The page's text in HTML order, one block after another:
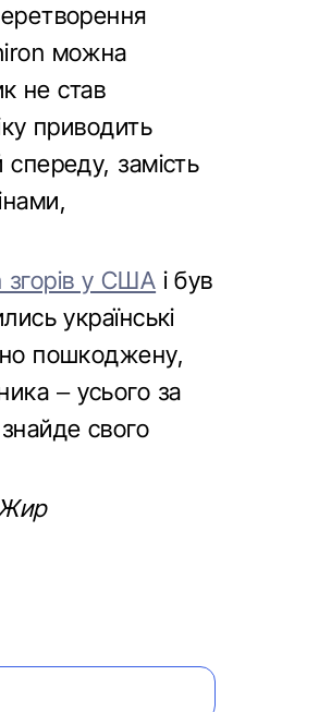
можна
не став
приводить
замість
згорів у США і був
українські
пошкоджену,
– усього за
свого